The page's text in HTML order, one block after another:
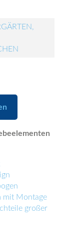
mit Montage
großer